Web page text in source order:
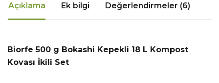
Açıklama Ek bilgi Değerlendirmeler (6)
Biorfe 500 g Bokashi Kepekli 18 L Kompost
Kovası İkili Set